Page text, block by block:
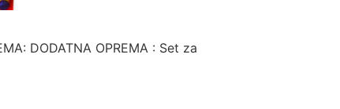
DODATNA OPREMA : Set za